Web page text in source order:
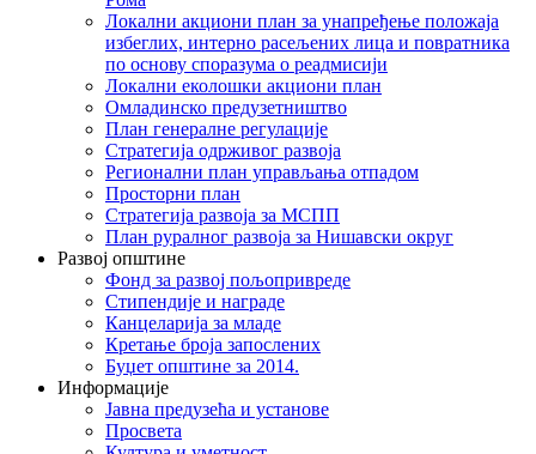
Локални акциони план за унапређење положаја
избеглих, интерно расељених лица и повратника
по основу споразума о реадмисији
Локални еколошки акциони план
Омладинско предузетништво
План генералне регулације
Стратегија одрживог развоја
Регионални план управљања отпадом
Просторни план
Стратегија развоја за МСПП
План руралног развоја за Нишавски округ
Развој општине
Фонд за развој пољопривреде
Стипендије и награде
Канцеларија за младе
Кретање броја запослених
Буџет општине за 2014.
Информације
Јавна предузећа и установе
Просвета